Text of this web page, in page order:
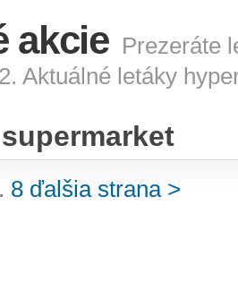
akcie Prezeráte
Aktuálné letáky
8 ďalšia strana >